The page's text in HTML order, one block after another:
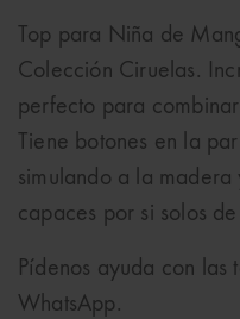
Top para Niña de
Colección Ciruelas.
perfecto para
Tiene botones en la
simulando a la madera
capaces por si solos
Pídenos ayuda con las
WhatsApp.